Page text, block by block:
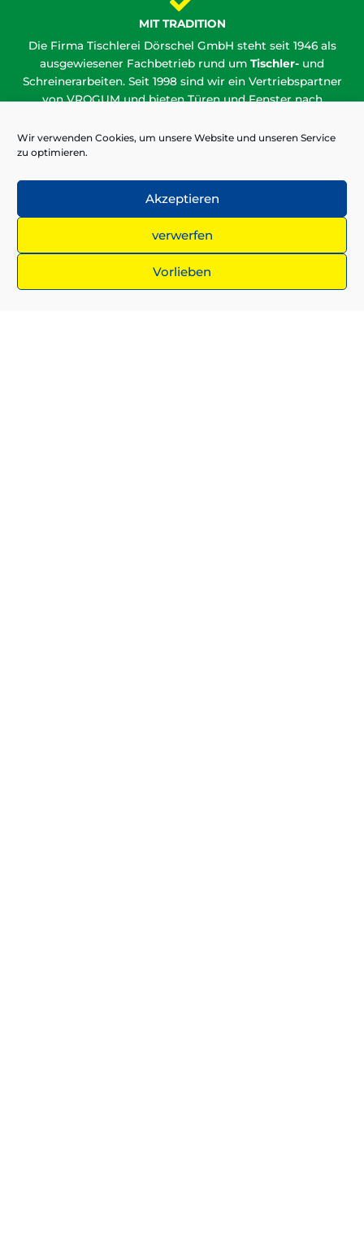
Wir verwenden Cookies, um unsere Website und unseren Service
zu optimieren.
Akzeptieren
verwerfen
Vorlieben
MIT TRADITION
Die Firma Tischlerei Dörschel GmbH steht seit 1946 als
ausgewiesener Fachbetrieb rund um Tischler- und
Schreinerarbeiten. Seit 1998 sind wir ein Vertriebspartner
von VROGUM und bieten Türen und Fenster nach
Wir arbeiten mit heimischen Hölzern. Dazu gehören
Kiefer, Lärche und Fichte. Für besondere Projekte nutzen
wir auch Eiche als Material. Bei der Sanierung der zum Teil
jahrhundertealten Holzkunstwerke verwenden wir die
wertvollsten Original-Hölzer.